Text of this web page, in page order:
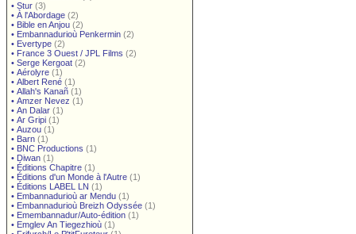
• Stur (3)
• À l'Abordage (2)
• Bible en Anjou (2)
• Embannadurioù Penkermin (2)
• Evertype (2)
• France 3 Ouest / JPL Films (2)
• Serge Kergoat (2)
• Aérolyre (1)
• Albert René (1)
• Allah's Kanañ (1)
• Amzer Nevez (1)
• An Dalar (1)
• Ar Gripi (1)
• Auzou (1)
• Barn (1)
• BNC Productions (1)
• Diwan (1)
• Éditions Chapitre (1)
• Éditions d'un Monde à l'Autre (1)
• Éditions LABEL LN (1)
• Embannadurioù ar Mendu (1)
• Embannadurioù Breizh Odyssée (1)
• Emembannadur/Auto-édition (1)
• Emglev An Tiegezhioù (1)